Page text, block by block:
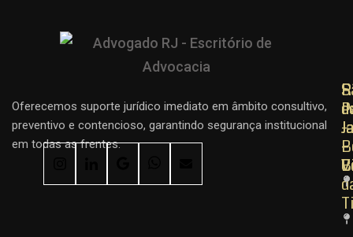
Oferecemos suporte jurídico imediato em âmbito consultivo,
preventivo e contencioso, garantindo segurança institucional
em todas as frentes.
–
–
–